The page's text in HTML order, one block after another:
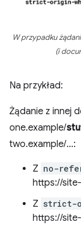
W przypadku
(i
Na przykład:
Żądanie z innej
one.example/
two.example/…:
Z no-
https://
Z strict-
https://